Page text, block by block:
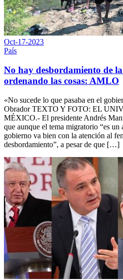
Oct-17-2023
País
No hay desbordamiento de
ordenando las cosas: AMLO
«No sucede lo que pasaba en el
Obrador TEXTO Y FOTO: EL
MÉXICO.- El presidente Andrés
que aunque el tema migratorio “es
gobierno va bien con la atención al
desbordamiento”, a pesar de que […]